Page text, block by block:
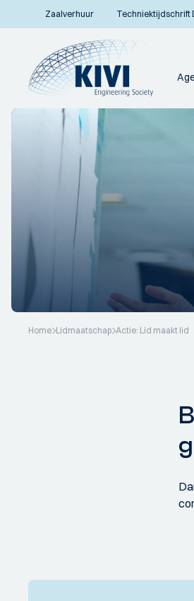
Zaalverhuur Techniektijdschrift
Home Lidmaatschap Actie: Lid maakt lid